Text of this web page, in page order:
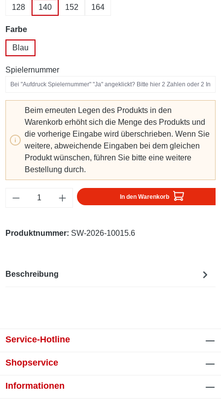
128 140 152 164
Farbeauswählen
Blau
Spielernummer
Beim erneuten Legen des Produkts in den
Warenkorb erhöht sich die Menge des Produkts und
die vorherige Eingabe wird überschrieben. Wenn Sie
weitere, abweichende Eingaben bei dem gleichen
Produkt wünschen, führen Sie bitte eine weitere
Bestellung durch.
Produkt Anzahl: Gib den gewünschten
In den Warenkorb
Produktnummer: SW-2026-10015.6
Beschreibung
Service-Hotline
Shopservice
Informationen